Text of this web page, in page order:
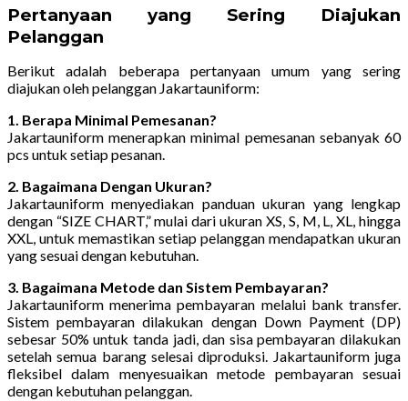
Pertanyaan yang Sering Diajukan
Pelanggan
Berikut adalah beberapa pertanyaan umum yang sering
diajukan oleh pelanggan Jakartauniform:
1. Berapa Minimal Pemesanan?
Jakartauniform menerapkan minimal pemesanan sebanyak 60
pcs untuk setiap pesanan.
2. Bagaimana Dengan Ukuran?
Jakartauniform menyediakan panduan ukuran yang lengkap
dengan “SIZE CHART,” mulai dari ukuran XS, S, M, L, XL, hingga
XXL, untuk memastikan setiap pelanggan mendapatkan ukuran
yang sesuai dengan kebutuhan.
3. Bagaimana Metode dan Sistem Pembayaran?
Jakartauniform menerima pembayaran melalui bank transfer.
Sistem pembayaran dilakukan dengan Down Payment (DP)
sebesar 50% untuk tanda jadi, dan sisa pembayaran dilakukan
setelah semua barang selesai diproduksi. Jakartauniform juga
fleksibel dalam menyesuaikan metode pembayaran sesuai
dengan kebutuhan pelanggan.